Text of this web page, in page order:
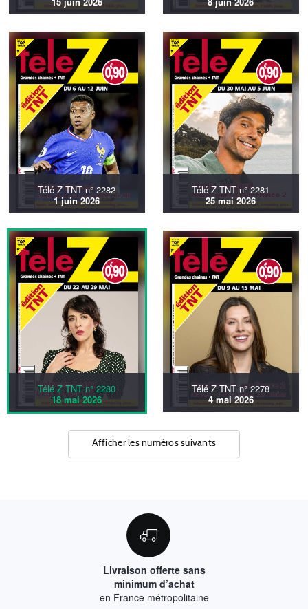
Télé Z TNT n° 2282
1 juin 2026
Télé Z TNT n° 2281
25 mai 2026
Télé Z TNT n° 2280
18 mai 2026
Télé Z TNT n° 2278
4 mai 2026
Afficher les numéros suivants
Livraison offerte sans
minimum d’achat
en France métropolitaine